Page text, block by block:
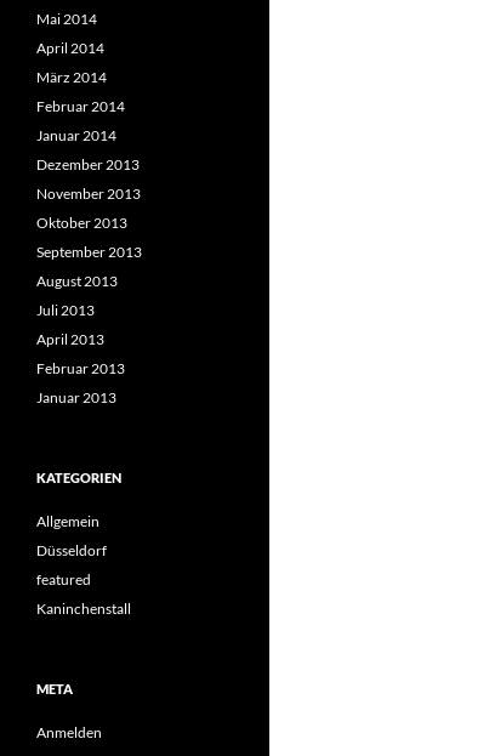
Mai 2014
April 2014
März 2014
Februar 2014
Januar 2014
Dezember 2013
November 2013
Oktober 2013
September 2013
August 2013
Juli 2013
April 2013
Februar 2013
Januar 2013
KATEGORIEN
Allgemein
Düsseldorf
featured
Kaninchenstall
META
Anmelden